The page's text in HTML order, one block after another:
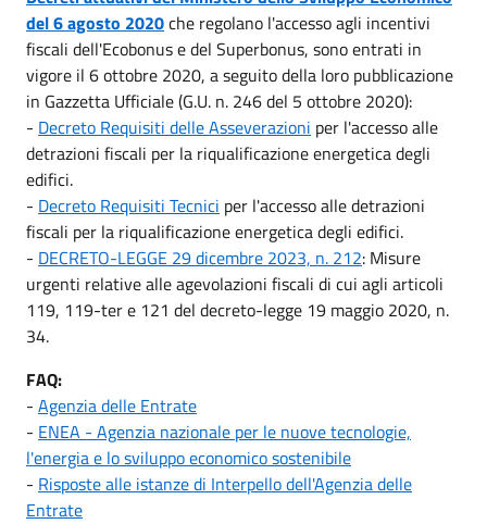
del 6 agosto 2020che regolano l'accesso agli incentivi
fiscali dell'Ecobonus e del Superbonus, sono entrati in
vigore il 6 ottobre 2020, a seguito della loro pubblicazione
in Gazzetta Ufficiale (G.U. n. 246 del 5 ottobre 2020):
- Decreto Requisiti delle Asseverazioni per l'accesso alle
detrazioni fiscali per la riqualificazione energetica degli
edifici.
- Decreto Requisiti Tecnici per l'accesso alle detrazioni
fiscali per la riqualificazione energetica degli edifici.
- DECRETO-LEGGE 29 dicembre 2023, n. 212: Misure
urgenti relative alle agevolazioni fiscali di cui agli articoli
119, 119-ter e 121 del decreto-legge 19 maggio 2020, n.
34.
FAQ:
- Agenzia delle Entrate
- ENEA - Agenzia nazionale per le nuove tecnologie,
l'energia e lo sviluppo economico sostenibile
- Risposte alle istanze di Interpello dell'Agenzia delle
Entrate